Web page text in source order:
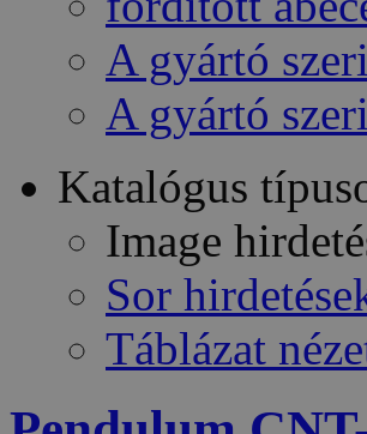
A gyártó
A gyártó
Katalógus
Image
Sor
Táblázat